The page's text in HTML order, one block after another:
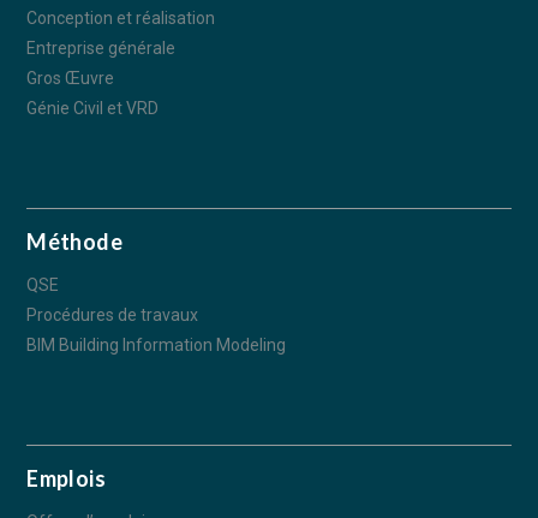
Conception et réalisation
Entreprise générale
Gros Œuvre
Génie Civil et VRD
Méthode
QSE
Procédures de travaux
BIM Building Information Modeling
Emplois